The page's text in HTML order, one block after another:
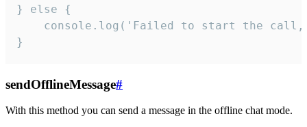
} else {
console.log('Failed to start the
}
sendOfflineMessage#
With this method you can send a message in the offline chat mode.